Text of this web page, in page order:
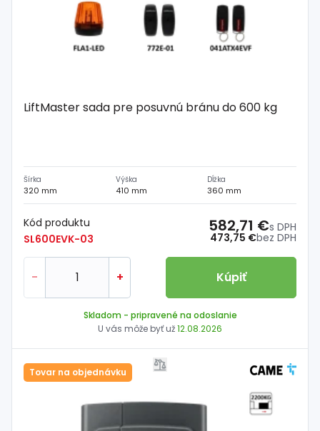
LiftMaster sada pre posuvnú bránu do 600 kg
Šírka
320 mm
Výška
410 mm
Dĺžka
360 mm
Kód produktu
SL600EVK-03
473,75 €bez DPH
582,71 €s DPH
- + Kúpiť
Skladom - pripravené na odoslanie
U vás môže byť už12.08.2026
Tovar na objednávku